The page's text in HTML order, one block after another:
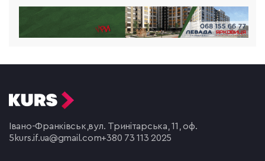
Івано-Франківськ,вул. Тринітарська, 11, оф.
5 kurs.if.ua@gmail.com+380 73 113 2025